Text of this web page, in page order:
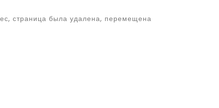
страница была удалена, перемещена